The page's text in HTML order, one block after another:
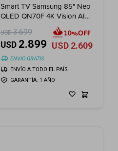
Smart TV Samsung 85" Neo
QLED QN70F 4K Vision AI
USD 3.699
USD 2.899 USD 2.609
ENVIO GRATIS
GARANTÍA: 1 AÑO
ENVÍO A TODO EL PAÍS